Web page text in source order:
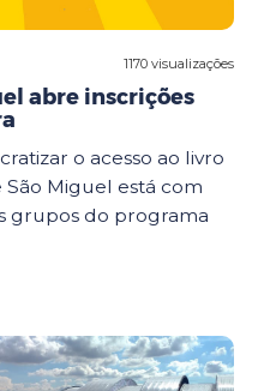
1170 visualizações
abre inscrições
o acesso ao livro
São Miguel está com
grupos do programa